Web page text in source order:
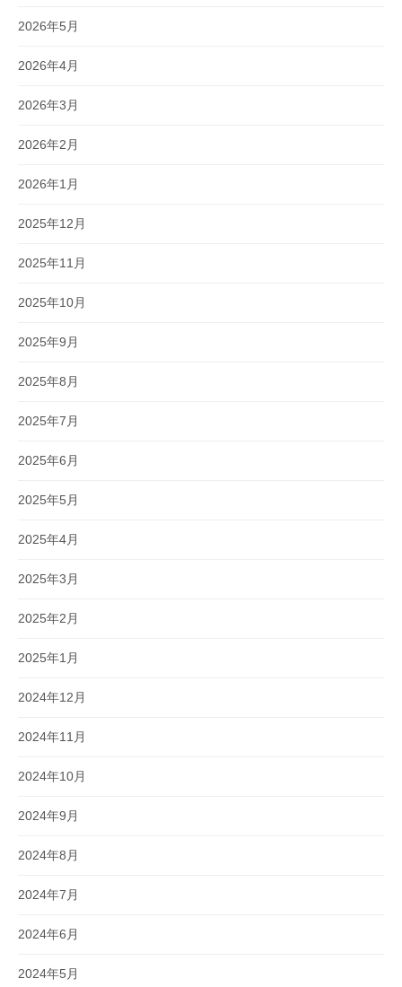
2026年5月
2026年4月
2026年3月
2026年2月
2026年1月
2025年12月
2025年11月
2025年10月
2025年9月
2025年8月
2025年7月
2025年6月
2025年5月
2025年4月
2025年3月
2025年2月
2025年1月
2024年12月
2024年11月
2024年10月
2024年9月
2024年8月
2024年7月
2024年6月
2024年5月